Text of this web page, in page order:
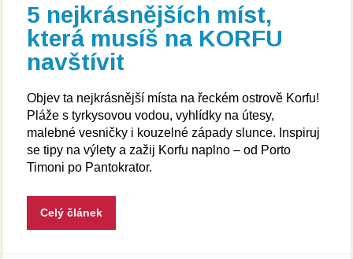
5 nejkrásnějších míst,
která musíš na KORFU
navštívit
Objev ta nejkrásnější místa na řeckém ostrově Korfu!
Pláže s tyrkysovou vodou, vyhlídky na útesy,
malebné vesničky i kouzelné západy slunce. Inspiruj
se tipy na výlety a zažij Korfu naplno – od Porto
Timoni po Pantokrator.
Celý článek